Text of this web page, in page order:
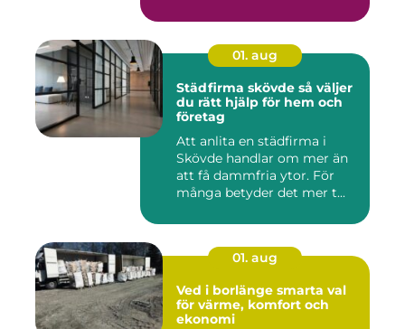
01. aug
Städfirma skövde så väljer
du rätt hjälp för hem och
företag
Att anlita en städfirma i
Skövde handlar om mer än
att få dammfria ytor. För
många betyder det mer t...
01. aug
Ved i borlänge smarta val
för värme, komfort och
ekonomi